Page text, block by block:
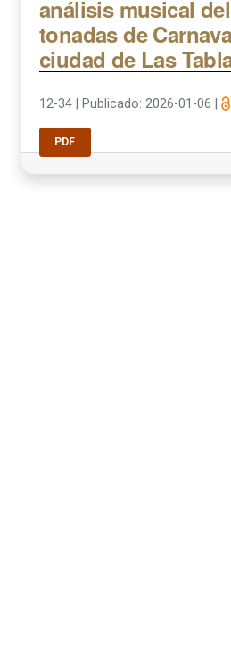
análisis musical
tonadas de
ciudad de Las
12-34 Publicado: 2026-01-06
PDF